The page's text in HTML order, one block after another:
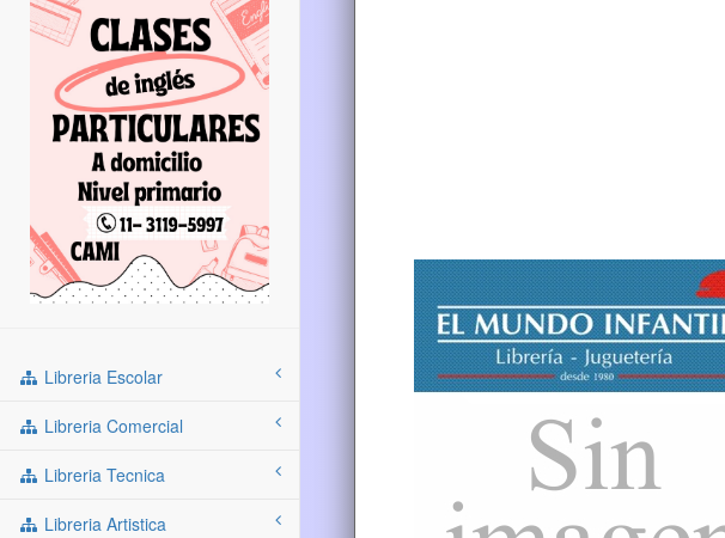
Libreria Escolar
Libreria Comercial
Libreria Tecnica
Libreria Artistica